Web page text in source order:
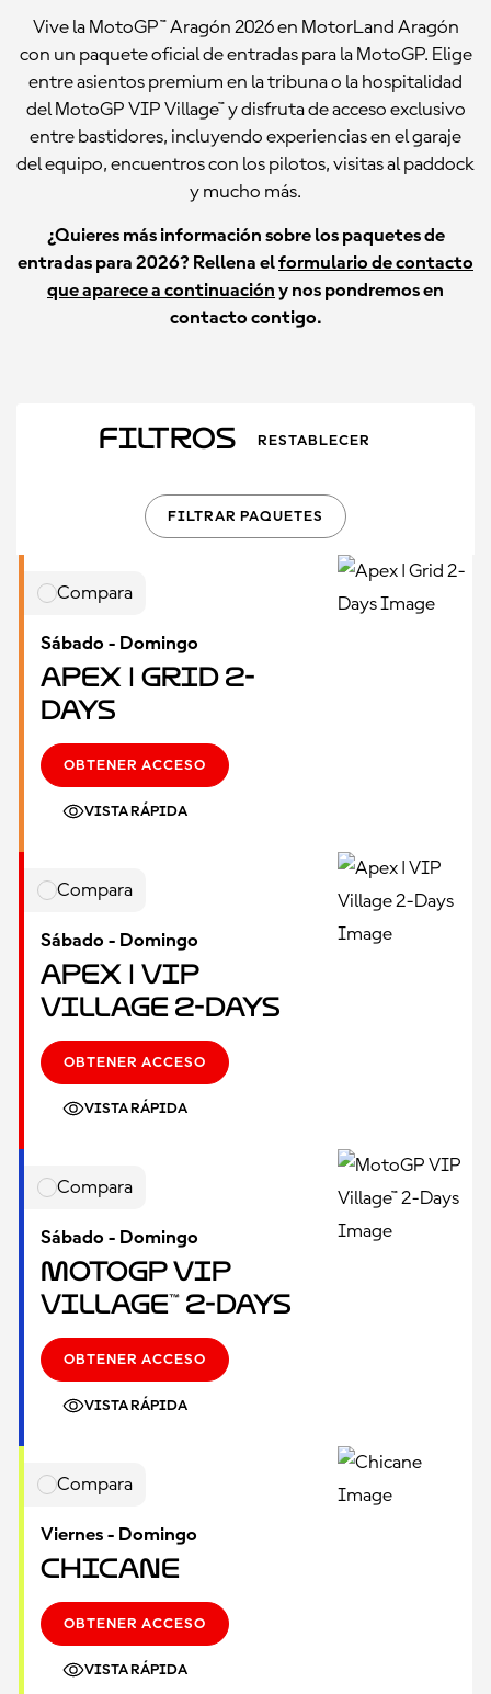
Vive la MotoGP™ Aragón 2026 en MotorLand Aragón
con un paquete oficial de entradas para la MotoGP. Elige
entre asientos premium en la tribuna o la hospitalidad
del MotoGP VIP Village™ y disfruta de acceso exclusivo
entre bastidores, incluyendo experiencias en el garaje
del equipo, encuentros con los pilotos, visitas al paddock
y mucho más.
¿Quieres más información sobre los paquetes de
entradas para 2026? Rellena elformulario de contacto
que aparece a continuación y nos pondremos en
contacto contigo.
Filtros RESTABLECER
FILTRAR PAQUETES
Compara
Sábado - Domingo
Apex | Grid 2-
Days
OBTENER ACCESO
VISTA RÁPIDA
Compara
Sábado - Domingo
Apex | VIP
Village 2-Days
OBTENER ACCESO
VISTA RÁPIDA
Compara
Sábado - Domingo
MotoGP VIP
Village™ 2-Days
OBTENER ACCESO
VISTA RÁPIDA
Compara
Viernes - Domingo
Chicane
OBTENER ACCESO
VISTA RÁPIDA